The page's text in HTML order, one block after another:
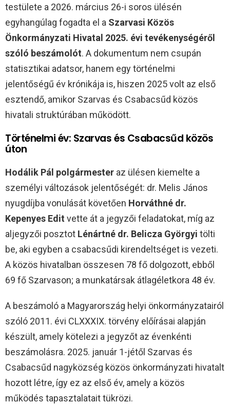
testülete a 2026. március 26-i soros ülésén
egyhangúlag fogadta el a Szarvasi Közös
Önkormányzati Hivatal 2025. évi tevékenységéről
szóló beszámolót. A dokumentum nem csupán
statisztikai adatsor, hanem egy történelmi
jelentőségű év krónikája is, hiszen 2025 volt az első
esztendő, amikor Szarvas és Csabacsűd közös
hivatali struktúrában működött.
Történelmi év: Szarvas és Csabacsűd közös
úton
Hodálik Pál polgármester az ülésen kiemelte a
személyi változások jelentőségét: dr. Melis János
nyugdíjba vonulását követően Horváthné dr.
Kepenyes Edit vette át a jegyzői feladatokat, míg az
aljegyzői posztot Lénártné dr. Belicza Györgyi tölti
be, aki egyben a csabacsűdi kirendeltséget is vezeti.
A közös hivatalban összesen 78 fő dolgozott, ebből
69 fő Szarvason; a munkatársak átlagéletkora 48 év.
A beszámoló a Magyarország helyi önkormányzatairól
szóló 2011. évi CLXXXIX. törvény előírásai alapján
készült, amely kötelezi a jegyzőt az évenkénti
beszámolásra. 2025. január 1-jétől Szarvas és
Csabacsűd nagyközség közös önkormányzati hivatalt
hozott létre, így ez az első év, amely a közös
működés tapasztalatait tükrözi.